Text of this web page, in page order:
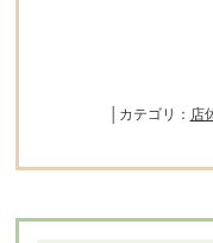
│カテゴリ： 店